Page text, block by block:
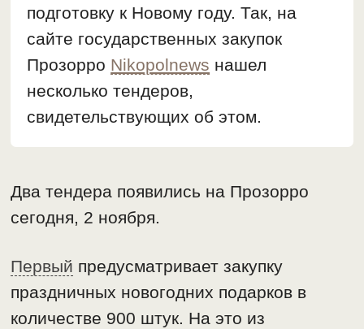
подготовку к Новому году. Так, на
сайте государственных закупок
Прозорро Nikopolnews нашел
несколько тендеров,
свидетельствующих об этом.
Два тендера появились на Прозорро
сегодня, 2 ноября.
Первый предусматривает закупку
праздничных новогодних подарков в
количестве 900 штук. На это из